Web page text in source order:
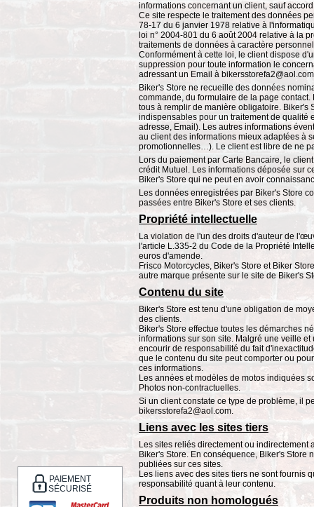
PAIEMENT
SÉCURISÉ
informations concernant un client, sauf
Ce site respecte le traitement des données
78-17 du 6 janvier 1978 relative à
loi n° 2004-801 du 6 août 2004 relative à la
traitements de données à caractère
Conformément à cette loi, le client dispose
suppression pour toute information le
adressant un Email à
Biker's Store ne recueille des données
commande, du formulaire de la page
tous à remplir de manière obligatoire. Biker's
indispensables pour un traitement de qualité
adresse, Email). Les autres informations
au client des informations mieux adaptées à
promotionnelles…). Le client est libre de ne
Lors du paiement par Carte Bancaire, le
crédit Mutuel. Les informations déposée sur
Biker's Store qui ne peut en avoir
Les données enregistrées par Biker's Store
passées entre Biker's Store et ses clients.
Propriété intellectuelle
La violation de l'un des droits d'auteur de
l'article L.335-2 du Code de la Propriété
euros d'amende.
Frisco Motorcycles, Biker's Store et Biker
autre marque présente sur le site de Biker's
Contenu du site
Biker's Store est tenu d'une obligation de
des clients.
Biker's Store effectue toutes les démarches
informations sur son site. Malgré une veille
encourir de responsabilité du fait
que le contenu du site peut comporter ou
ces informations.
Les années et modèles de motos indiquées
Photos non-contractuelles.
Si un client constate ce type de problème, il
bikersstorefa2@aol.com.
Liens avec les sites tiers
Les sites reliés directement ou indirectement
Biker's Store. En conséquence, Biker's
publiées sur ces sites.
Les liens avec des sites tiers ne sont fournis
responsabilité quant à leur contenu.
Produits non homologués